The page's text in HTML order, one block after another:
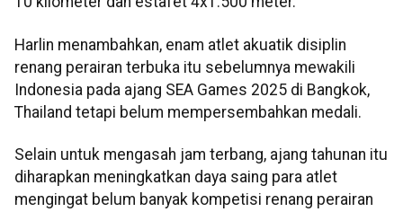
Harlin menambahkan, enam atlet akuatik disiplin
renang perairan terbuka itu sebelumnya mewakili
Indonesia pada ajang SEA Games 2025 di Bangkok,
Thailand tetapi belum mempersembahkan medali.
Selain untuk mengasah jam terbang, ajang tahunan itu
diharapkan meningkatkan daya saing para atlet
mengingat belum banyak kompetisi renang perairan